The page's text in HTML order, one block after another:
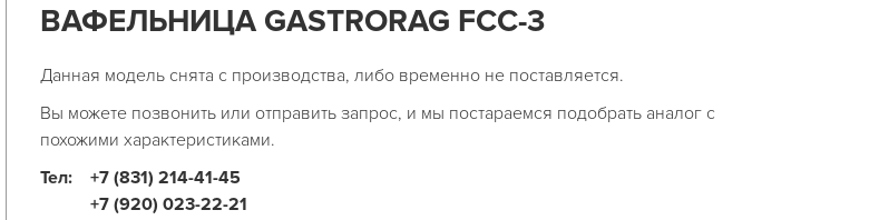
ВАФЕЛЬНИЦА GASTRORAG FCC-3
Данная модель снята с производства, либо временно не поставляется.
Вы можете позвонить или отправить запрос, и мы постараемся подобрать аналог с
похожими характеристиками.
Тел:
+7 (831) 214-41-45
+7 (920) 023-22-21